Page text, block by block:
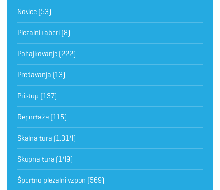
Novice (53)
Plezalni tabori (8)
Pohajkovanje (222)
Predavanja (13)
Pristop (137)
Reportaže (115)
Skalna tura (1.314)
Skupna tura (149)
Športno plezalni vzpon (569)